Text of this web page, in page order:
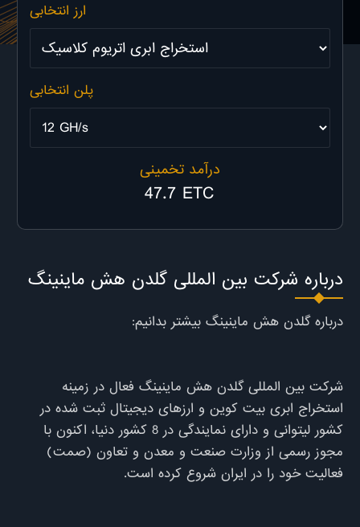
ارز انتخابی
پلن انتخابی
درآمد تخمینی
47.7 ETC
درباره شرکت بین المللی گلدن هش ماینینگ
شرکت بین المللی گلدن هش ماینینگ فعال در زمینه
استخراج ابری بیت کوین و ارزهای دیجیتال ثبت شده در
کشور لیتوانی و دارای نمایندگی در 8 کشور دنیا، اکنون با
مجوز رسمی از وزارت صنعت و معدن و تعاون (صمت)